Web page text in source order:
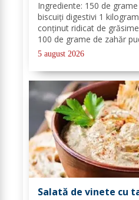
Ingrediente: 150 de
biscuiți digestivi 1
conținut ridicat de
100 de grame de zahăr
de lămâie 600 de mililitri
foi de gelatină hidratate în
5 august 2026
Salată de vinete cu